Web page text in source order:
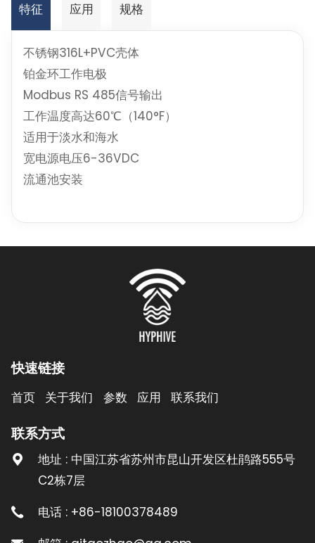
特征 应用 规格
不锈钢316L+PVC壳体
铂金环工作电极
Modbus RS 485信号输出
工作温度高达60℃（140°F）
适用于淡水和海水
宽电源电压6-36VDC
流通池安装
快速链接
首页 关于我们 参数 应用 联系我们
联系方式
地址 : 中国江苏省苏州市昆山开发区杜鹃路555号
C2栋7层
电话 : +86-18100378489